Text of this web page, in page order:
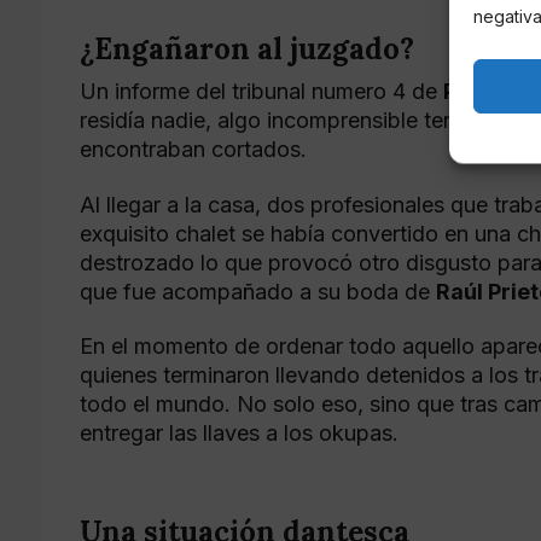
¿Engañaron al juzgado?
Un informe del tribunal numero 4 de Pozuelo
residía nadie, algo incomprensible teniendo
encontraban cortados.
Al llegar a la casa, dos profesionales que
exquisito chalet se había convertido en una
destrozado lo que provocó otro disgusto para
que fue acompañado a su boda de Raúl
En el momento de ordenar todo aquello
quienes terminaron llevando detenidos a los
todo el mundo. No solo eso, sino que tras
entregar las llaves a los okupas.
Una situación dantesca